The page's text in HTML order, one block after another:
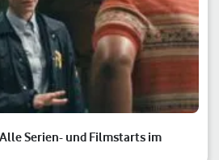
Serien- und Filmstarts im